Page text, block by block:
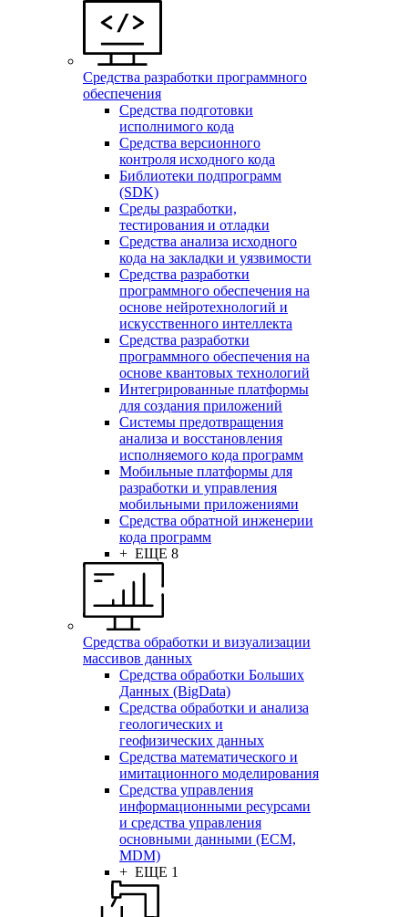
Средства разработки программного
обеспечения
Средства подготовки
исполнимого кода
Средства версионного
контроля исходного кода
Библиотеки подпрограмм
(SDK)
Среды разработки,
тестирования и отладки
Средства анализа исходного
кода на закладки и уязвимости
Средства разработки
программного обеспечения на
основе нейротехнологий и
искусственного интеллекта
Средства разработки
программного обеспечения на
основе квантовых технологий
Интегрированные платформы
для создания приложений
Системы предотвращения
анализа и восстановления
исполняемого кода программ
Мобильные платформы для
разработки и управления
мобильными приложениями
Средства обратной инженерии
кода программ
+ ЕЩЕ 8
Средства обработки и визуализации
массивов данных
Средства обработки Больших
Данных (BigData)
Средства обработки и анализа
геологических и
геофизических данных
Средства математического и
имитационного моделирования
Средства управления
информационными ресурсами
и средства управления
основными данными (ECM,
MDM)
+ ЕЩЕ 1